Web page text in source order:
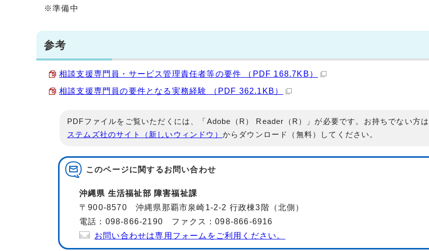
※準備中
参考
相談支援専門員・サービス管理責任者等の要件 （PDF 168.7KB）
相談支援専門員の要件となる実務経験 （PDF 362.1KB）
PDFファイルをご覧いただくには、「Adobe（R） Reader（R）」が必要です。お持ちでない方は
ステムズ社のサイト（新しいウィンドウ） からダウンロード（無料）してください。
このページに関するお問い合わせ
沖縄県 生活福祉部 障害福祉課
〒900-8570 沖縄県那覇市泉崎1-2-2 行政棟3階（北側）
電話：098-866-2190 ファクス：098-866-6916
お問い合わせは専用フォームをご利用ください。